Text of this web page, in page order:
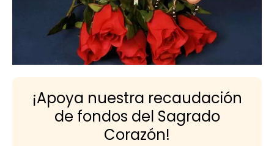
¡Apoya nuestra recaudación
de fondos del Sagrado
Corazón!